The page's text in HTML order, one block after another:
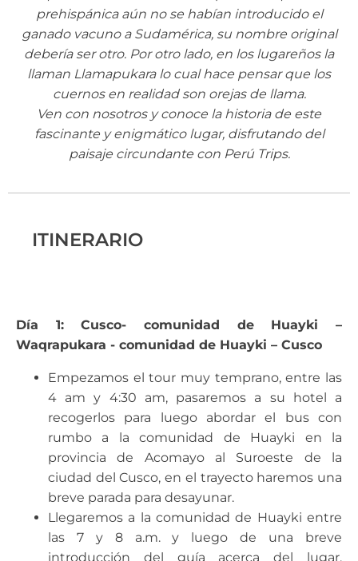
prehispánica aún no se habían introducido el
ganado vacuno a Sudamérica, su nombre original
debería ser otro. Por otro lado, en los lugareños la
llaman Llamapukara lo cual hace pensar que los
cuernos en realidad son orejas de llama.
Ven con nosotros y conoce la historia de este
fascinante y enigmático lugar, disfrutando del
paisaje circundante con Perú Trips.
ITINERARIO
Día 1: Cusco- comunidad de Huayki –
Waqrapukara - comunidad de Huayki – Cusco
Empezamos el tour muy temprano, entre las
4 am y 4:30 am, pasaremos a su hotel a
recogerlos para luego abordar el bus con
rumbo a la comunidad de Huayki en la
provincia de Acomayo al Suroeste de la
ciudad del Cusco, en el trayecto haremos una
breve parada para desayunar.
Llegaremos a la comunidad de Huayki entre
las 7 y 8 a.m. y luego de una breve
introducción del guía acerca del lugar,